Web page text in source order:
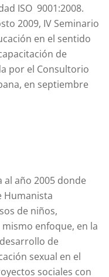
ISO 9001:2008.
2009, IV Seminario
en el sentido
de
por el Consultorio
en septiembre
al año 2005 donde
Humanista
de niños,
enfoque, en la
de
sexual en el
sociales con